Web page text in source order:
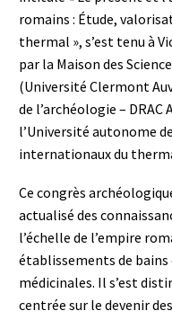
romains : Étude,
thermal », s’est tenu à
par la Maison des
(Université Clermont
de l’archéologie –
l’Université autonome
internationaux du
Ce congrès
actualisé des
l’échelle de l’empire
établissements de
médicinales. Il s’est
centrée sur le devenir